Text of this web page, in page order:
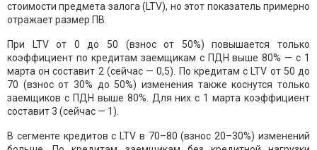
стоимости предмета залога (LTV), но этот показатель примерно
отражает размер ПВ.
При LTV от 0 до 50 (взнос от 50%) повышается только
коэффициент по кредитам заемщикам с ПДН выше 80% — с 1
марта он составит 2 (сейчас — 0,5). По кредитам с LTV от 50 до
70 (взнос от 30% до 50%) изменения также коснутся только
заемщиков с ПДН выше 80%. Для них с 1 марта коэффициент
составит 3 (сейчас — 1).
В сегменте кредитов с LTV в 70–80 (взнос 20–30%) изменений